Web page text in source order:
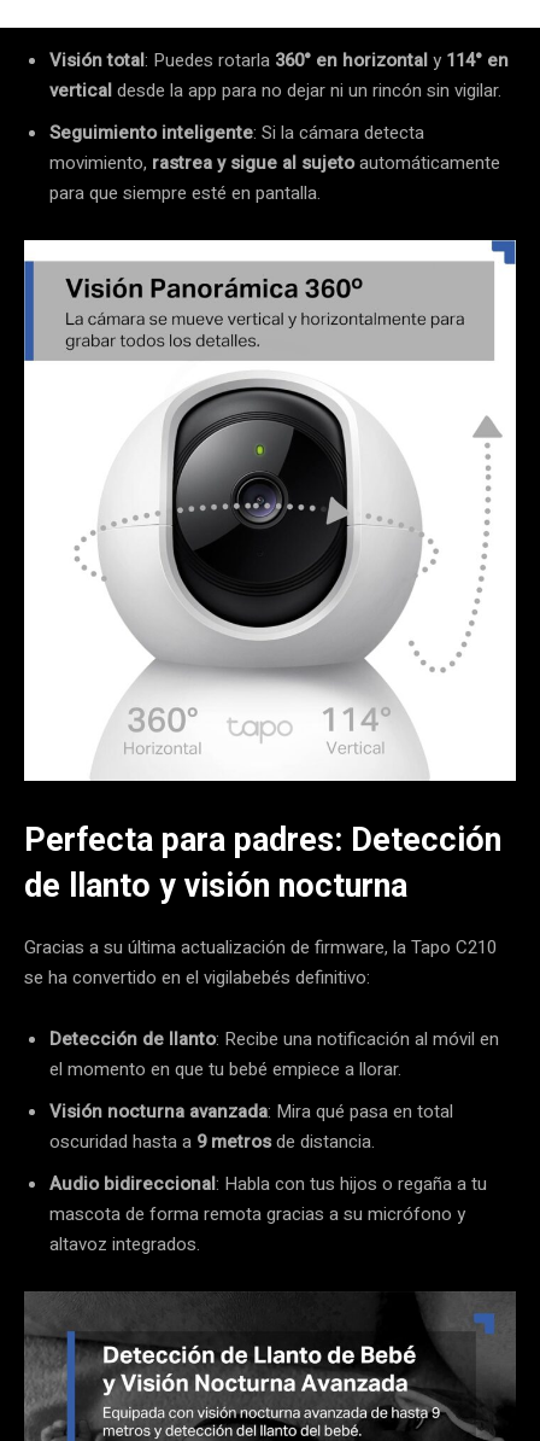
Visión total: Puedes rotarla 360° en horizontaly 114° en
verticaldesde la app para no dejar ni un rincón sin vigilar.
Seguimiento inteligente: Si la cámara detecta
movimiento, rastrea y sigue al sujetoautomáticamente
para que siempre esté en pantalla.
Perfecta para padres: Detección
de llanto y visión nocturna
Gracias a su última actualización de firmware, la Tapo C210
se ha convertido en el vigilabebés definitivo:
Detección de llanto: Recibe una notificación al móvil en
el momento en que tu bebé empiece a llorar.
Visión nocturna avanzada: Mira qué pasa en total
oscuridad hasta a 9 metrosde distancia.
Audio bidireccional: Habla con tus hijos o regaña a tu
mascota de forma remota gracias a su micrófono y
altavoz integrados.